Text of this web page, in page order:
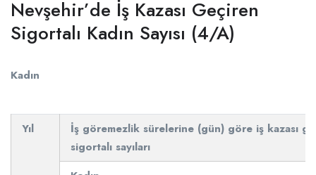
Nevşehir’de İş Kazası Geçiren
Sigortalı Kadın Sayısı (4/A)
Kadın
Yıl
İş göremezlik sürelerine (gün) göre iş kazası
sigortalı sayıları